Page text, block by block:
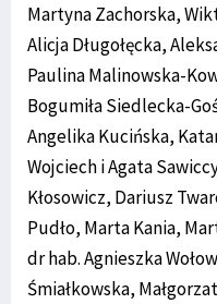
Martyna Zachorska,
Alicja Długołęcka,
Paulina Malinowska-
Bogumiła Siedlecka-
Angelika Kucińska,
Wojciech i Agata
Kłosowicz, Dariusz
Pudło, Marta Kania,
dr hab. Agnieszka
Śmiałkowska,